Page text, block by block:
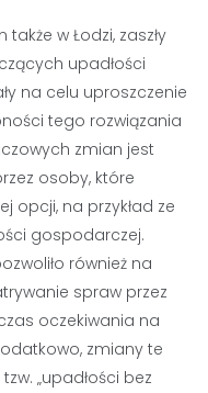
w Łodzi, zaszły
upadłości
na celu uproszczenie
tego rozwiązania
zmian jest
osoby, które
opcji, na przykład ze
gospodarczej.
również na
spraw przez
oczekiwania na
zmiany te
„upadłości bez